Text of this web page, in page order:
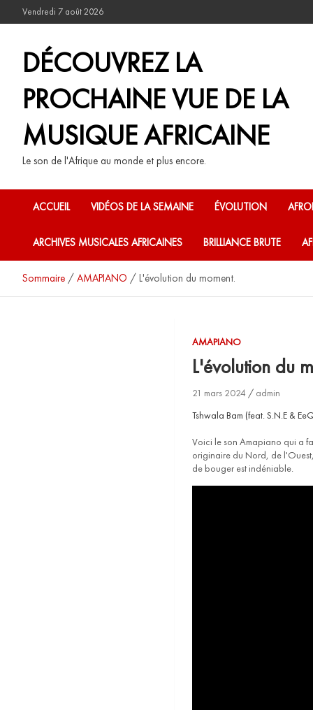
Vendredi 7 août 2026
DÉCOUVREZ LA
PROCHAINE VUE DE LA
MUSIQUE AFRICAINE
Le son de l'Afrique au monde et plus encore.
ACCUEIL VIDÉOS DE LA SEMAINE ÉVOLUTION
ARCHIVES MUSICALES AFRICAINES BRILLIANCE BRUTE
Sommaire AMAPIANO L'évolution du moment.
AMAPIANO
L'évolution du
21 mars 2024
admin
Tshwala Bam (feat. S.N.E &
Voici le son Amapiano qui a
originaire du Nord, de
de bouger est indéniable.